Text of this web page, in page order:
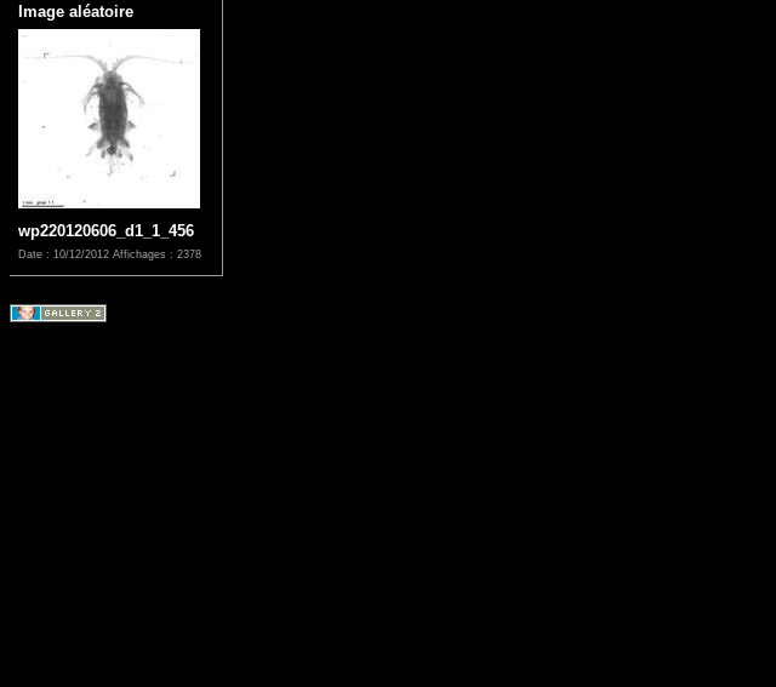
Image aléatoire
wp220120606_d1_1_456
Date : 10/12/2012 Affichages : 2378